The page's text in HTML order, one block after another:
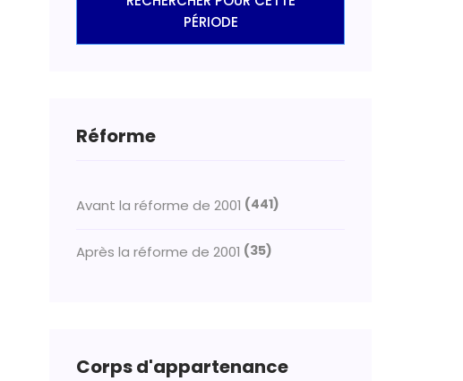
PÉRIODE
Réforme
Avant la réforme de 2001 (441)
Après la réforme de 2001 (35)
Corps d'appartenance